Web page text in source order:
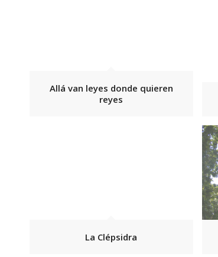
Allá van leyes donde quieren
reyes
La Clépsidra